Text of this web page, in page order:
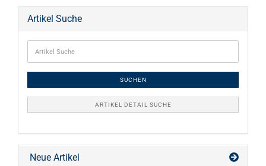
Artikel Suche
SUCHEN
ARTIKEL DETAIL SUCHE
Neue Artikel